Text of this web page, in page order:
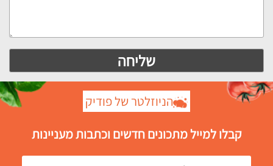
הניוזלטר של פודיק
קבלו למייל מתכונים חדשים וכתבות מעניינות